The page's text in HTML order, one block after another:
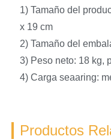
1) Tamaño del
x 19 cm
2) Tamaño del
3) Peso neto: 18 kg,
4) Carga seaaring:
Productos